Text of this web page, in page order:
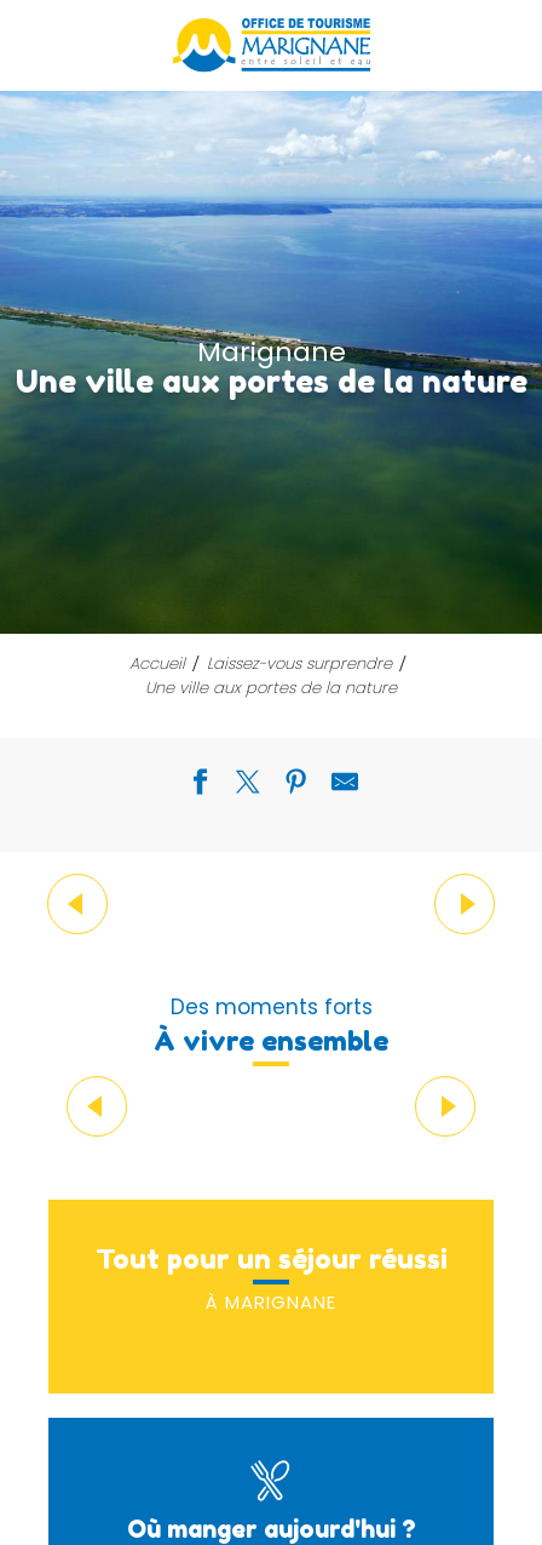
principal
Marignane
Une ville aux portes de la nature
Accueil
Laissez-vous surprendre
Une ville aux portes de la nature
Des moments forts
À vivre ensemble
Tout pour un séjour réussi
À MARIGNANE
Où manger aujourd'hui ?